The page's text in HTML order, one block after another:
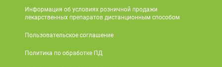
Информация об условиях розничной продажи
лекарственных препаратов дистанционным способом
Пользовательское соглашение
Политика по обработке ПД